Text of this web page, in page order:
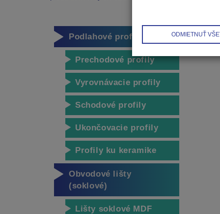
Podlahové profily
Prechodové profily
Vyrovnávacie profily
Schodové profily
Ukončovacie profily
Profily ku keramike
Obvodové lišty
(soklové)
Lišty soklové MDF
ODMIETNUŤ